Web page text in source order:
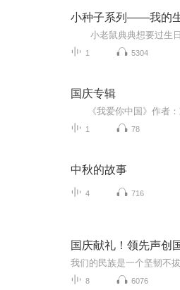
小种子系列——我的
1 5304
国庆专辑
1 78
中秋的故事
4 716
国庆献礼！领先声创
8 6076